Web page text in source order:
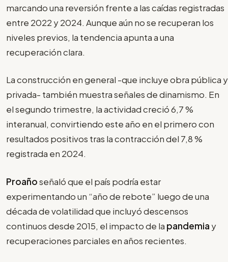
marcando una reversión frente a las caídas registradas
entre 2022 y 2024. Aunque aún no se recuperan los
niveles previos, la tendencia apunta a una
recuperación clara.
La construcción en general -que incluye obra pública y
privada- también muestra señales de dinamismo. En
el segundo trimestre, la actividad creció 6,7 %
interanual, convirtiendo este año en el primero con
resultados positivos tras la contracción del 7,8 %
registrada en 2024.
Proañoseñaló que el país podría estar
experimentando un “año de rebote” luego de una
década de volatilidad que incluyó descensos
continuos desde 2015, el impacto de la pandemia y
recuperaciones parciales en años recientes.